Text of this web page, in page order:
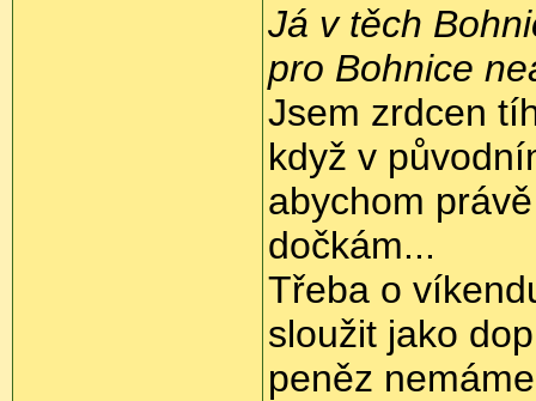
Já v těch
pro Bohnice
Jsem zrdcen
když v
abychom
dočkám...
Třeba o
sloužit jako
peněz